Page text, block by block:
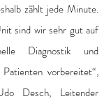
zählt jede Minute.
sind wir sehr gut auf
Diagnostik und
vorbereitet“,
Desch, Leitender